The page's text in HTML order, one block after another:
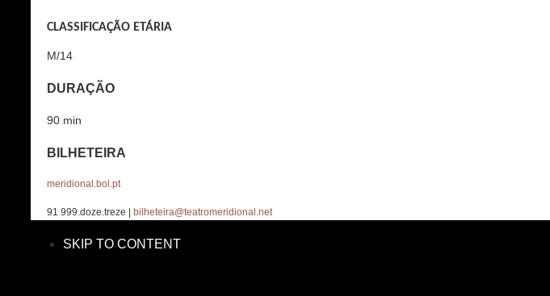
CLASSIFICAÇÃO ETÁRIA
M/14
DURAÇÃO
90 min
BILHETEIRA
meridional.bol.pt
91 999.doze.treze | bilheteira@teatromeridional.net
SKIP TO CONTENT